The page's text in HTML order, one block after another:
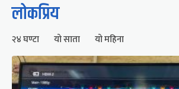
लोकप्रिय
२४ घण्टा यो साता यो महिना